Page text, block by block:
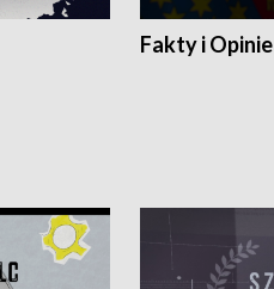
Fakty i Opinie